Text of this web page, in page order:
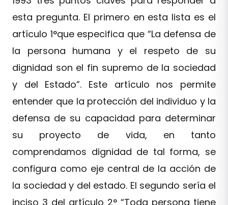
esta pregunta. El primero en esta lista es el
artículo 1°que especifica que “La defensa de
la persona humana y el respeto de su
dignidad son el fin supremo de la sociedad
y del Estado”. Este artículo nos permite
entender que la protección del individuo y la
defensa de su capacidad para determinar
su proyecto de vida, en tanto
comprendamos dignidad de tal forma, se
configura como eje central de la acción de
la sociedad y del estado. El segundo sería el
inciso 3 del artículo 2° “Toda persona tiene